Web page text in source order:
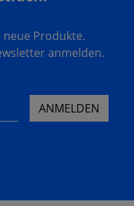
neue Produkte.
anmelden.
ANMELDEN